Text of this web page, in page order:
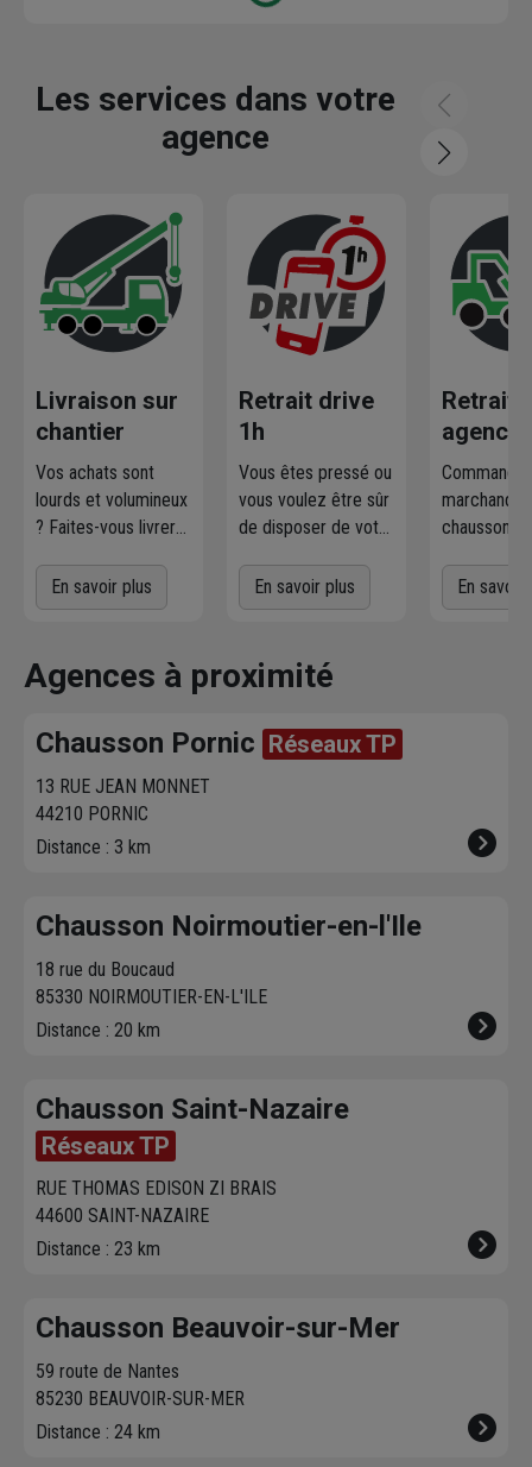
Les services dans votre
agence
Livraison sur
chantier
Vos achats sont
lourds et volumineux
? Faites-vous livrer
voulez! L'agence
Chausson qui
vous contacte pour
fixer le meilleur
livraison. Bonus :
Nous livrons jusqu'au
7ème étage.
En savoir plus
Retrait drive
1h
Vous êtes pressé ou
vous voulez être sûr
de disposer de votre
Commandez
directement les
dans votre agence
sur chausson.fr.
heure plus tard.
En savoir plus
Retrait
agence
l'agence
En savoir
Agences à proximité
Chausson Pornic Réseaux TP
13 RUE JEAN MONNET
44210 PORNIC
Distance : 3 km
Chausson Noirmoutier-en-l'Ile
18 rue du Boucaud
85330 NOIRMOUTIER-EN-L'ILE
Distance : 20 km
Chausson Saint-Nazaire
Réseaux TP
RUE THOMAS EDISON ZI BRAIS
44600 SAINT-NAZAIRE
Distance : 23 km
Chausson Beauvoir-sur-Mer
59 route de Nantes
85230 BEAUVOIR-SUR-MER
Distance : 24 km